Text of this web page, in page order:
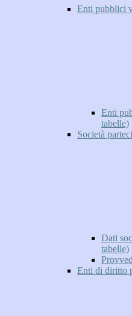
Enti pubblici
Enti
tabelle)
Società
Dati
tabelle)
Enti di diritto